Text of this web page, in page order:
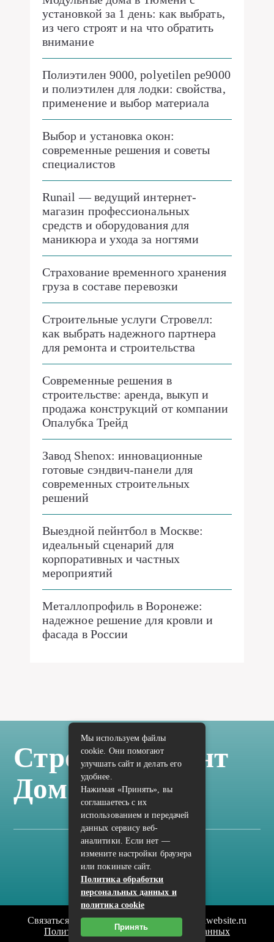
установкой за 1 день: как выбрать,
из чего строят и на что обратить
внимание
Полиэтилен 9000, polyetilen pe9000
и полиэтилен для лодки: свойства,
применение и выбор материала
Выбор и установка окон:
современные решения и советы
специалистов
Runail — ведущий интернет-
магазин профессиональных
средств и оборудования для
маникюра и ухода за ногтями
Страхование временного хранения
груза в составе перевозки
Строительные услуги Стровелл:
как выбрать надежного партнера
для ремонта и строительства
Современные решения в
строительстве: аренда, выкуп и
продажа конструкций от компании
Опалубка Трейд
Завод Shenox: инновационные
готовые сэндвич-панели для
современных строительных
решений
Выездной пейнтбол в Москве:
идеальный сценарий для
корпоративных и частных
мероприятий
Металлопрофиль в Воронеже:
надежное решение для кровли и
фасада в России
Стройка Ремонт
Дом Отделка
Карта сайта
Политика конфиденциальности
Связаться с редакцией сайта: vilic.ru@mailwebsite.ru
Политика обработки персональных данных
Мы используем файлы
cookie. Они помогают
улучшать сайт и делать его
удобнее.
Нажимая «Принять», вы
соглашаетесь с их
использованием и передачей
данных сервису веб-
аналитики. Если нет —
измените настройки браузера
или покиньте сайт.
Политика обработки
персональных данных и
политика cookie
Принять